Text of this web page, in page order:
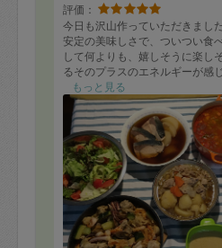
評価：
今日も沢山作っていただきました
安定の美味しさで、ついつい食
して何よりも、嬉しそうに楽し
るそのプラスのエネルギーが感
癒されています。
中でもミネストローネが、とて
くらでも食べられてしまう美味
メニューは、
パエリア、ミネストローネ、ベ
サラダ、手作りドレッシング、
め、白菜と豚バラ味噌炒め、ぶ
とこんにゃくのこんぴら、わか
マ・ボイル海老の豪華酢の物
ドレッシングを入れて１０品で
もっと見る